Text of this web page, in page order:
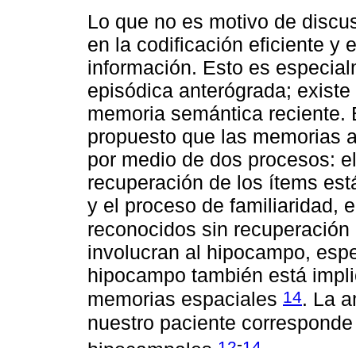
Lo que no es motivo de
en la codificación eficiente y
información. Esto es
episódica anterógrada;
memoria semántica
propuesto que las memorias
por medio de dos procesos:
recuperación de los ítems
y el proceso de familiaridad,
reconocidos sin
involucran al hipocampo,
hipocampo también está
memorias espaciales 14. La
nuestro paciente
-